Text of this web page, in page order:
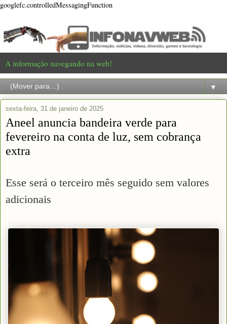
googlefc.controlledMessagingFunction
A informação navegando na web!
▼
sexta-feira, 31 de janeiro de 2025
Aneel anuncia bandeira verde para
fevereiro na conta de luz, sem cobrança
extra
Esse será o terceiro mês seguido sem valores
adicionais